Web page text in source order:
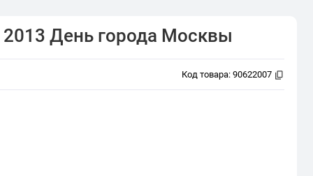
День города Москвы
Код товара: 90622007